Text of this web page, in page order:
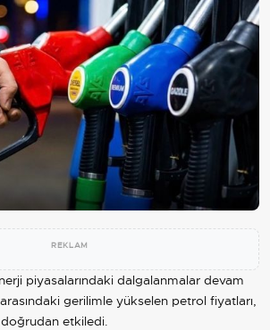
REKLAM
piyasalarındaki dalgalanmalar devam
arasındaki gerilimle yükselen petrol fiyatları,
etkiledi.